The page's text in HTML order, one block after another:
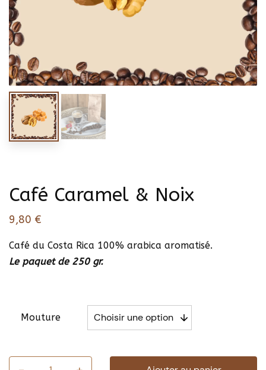
Café Caramel & Noix
9,80 €
Café du Costa Rica 100% arabica aromatisé.
Le paquet de 250 gr.
Mouture